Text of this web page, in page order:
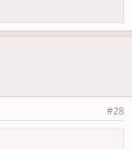
#28